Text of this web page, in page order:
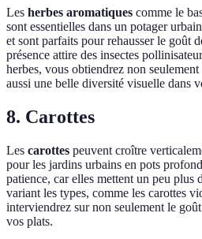
Les herbes aromatiques comme le
sont essentielles dans un potager
et sont parfaits pour rehausser le goût
présence attire des insectes
herbes, vous obtiendrez non
aussi une belle diversité visuelle dans
8. Carottes
Les carottes peuvent croître
pour les jardins urbains en pots
patience, car elles mettent un peu plus
variant les types, comme les carottes
interviendrez sur non seulement le
vos plats.